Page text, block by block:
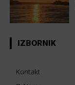
IZBORNIK
Kontakt